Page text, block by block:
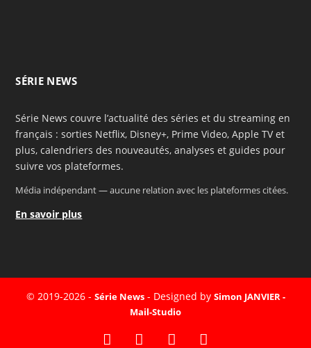
SÉRIE NEWS
Série News couvre l’actualité des séries et du streaming en
français : sorties Netflix, Disney+, Prime Video, Apple TV et
plus, calendriers des nouveautés, analyses et guides pour
suivre vos plateformes.
Média indépendant — aucune relation avec les plateformes citées.
En savoir plus
© 2019-2026 - Série News- Designed by Simon JANVIER -
Mail-Studio